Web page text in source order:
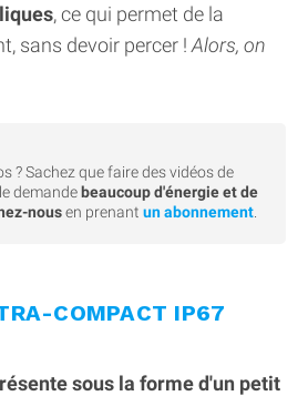
, ce qui permet de la
sans devoir percer ! Alors, on
? Sachez que faire des vidéos de
demande beaucoup d'énergie et de
nousen prenant un abonnement
COMPACT IP67
sous la forme d'un petit